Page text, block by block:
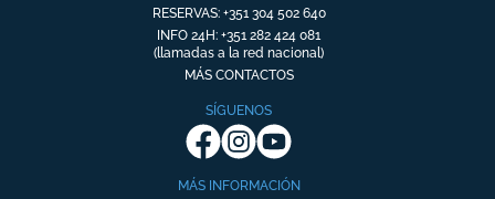
RESERVAS: +351 304 502 640
INFO 24H: +351 282 424 081
(llamadas a la red nacional)
MÁS CONTACTOS
SÍGUENOS
MÁS INFORMACIÓN